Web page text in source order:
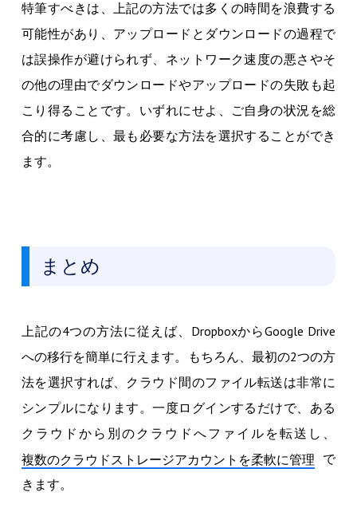
特筆すべきは、上記の方法では多くの時間を浪費する
可能性があり、アップロードとダウンロードの過程で
は誤操作が避けられず、ネットワーク速度の悪さやそ
の他の理由でダウンロードやアップロードの失敗も起
こり得ることです。いずれにせよ、ご自身の状況を総
合的に考慮し、最も必要な方法を選択することができ
ます。
まとめ
上記の4つの方法に従えば、DropboxからGoogle Drive
への移行を簡単に行えます。もちろん、最初の2つの方
法を選択すれば、クラウド間のファイル転送は非常に
シンプルになります。一度ログインするだけで、ある
クラウドから別のクラウドへファイルを転送し、
複数のクラウドストレージアカウントを柔軟に管理 で
きます。